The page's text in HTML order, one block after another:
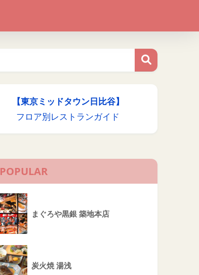
【東京ミッドタウン日比谷】
フロア別レストランガイド
POPULAR
まぐろや黒銀 築地本店
炭火焼 湯浅